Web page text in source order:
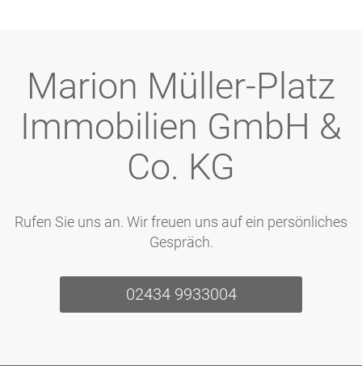
Marion Müller-Platz
Immobilien GmbH &
Co. KG
Rufen Sie uns an. Wir freuen uns auf ein persönliches
Gespräch.
02434 9933004